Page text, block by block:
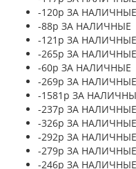
-120р ЗА НАЛИЧНЫЕ
-88р ЗА НАЛИЧНЫЕ
-121р ЗА НАЛИЧНЫЕ
-265р ЗА НАЛИЧНЫЕ
-60р ЗА НАЛИЧНЫЕ
-269р ЗА НАЛИЧНЫЕ
-1581р ЗА
-237р ЗА НАЛИЧНЫЕ
-326р ЗА НАЛИЧНЫЕ
-292р ЗА НАЛИЧНЫЕ
-279р ЗА НАЛИЧНЫЕ
-246р ЗА НАЛИЧНЫЕ